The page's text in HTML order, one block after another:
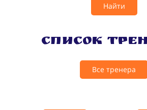
Найти
Список
Все тренера